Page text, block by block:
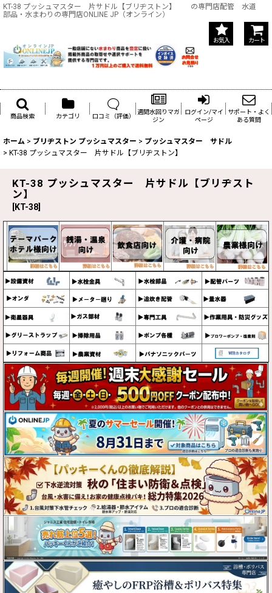
KT-38 プッシュマスター 片サドル【ブリヂストン】 の専門店配管 水道
部品・水まわりの専門店ONLINE JP（オンライン）
お気入 カート
商品検索 カテゴリ 口コミ（評価）
週間水回りマガ
ジン
ログイン/マイ
ページ
サポート・よく
ある質問
ホーム > ブリヂストン プッシュマスター > プッシュマスター サドル
> KT-38 プッシュマスター 片サドル【ブリヂストン】
KT-38 プッシュマスター 片サドル【ブリヂスト
ン】
KT-38